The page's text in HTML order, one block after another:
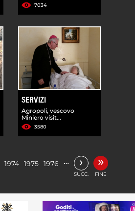
7034
SERVIZI
Agropoli, vescovo
Miniero visit...
3580
1974 1975 1976 … ›
SUCC.
»
FINE